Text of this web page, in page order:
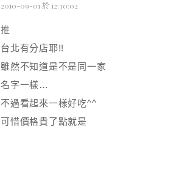
2010-09-01 於 12:30:02
推
台北有分店耶!!
雖然不知道是不是同一家
名字一樣…
不過看起來一樣好吃^^
可惜價格貴了點就是